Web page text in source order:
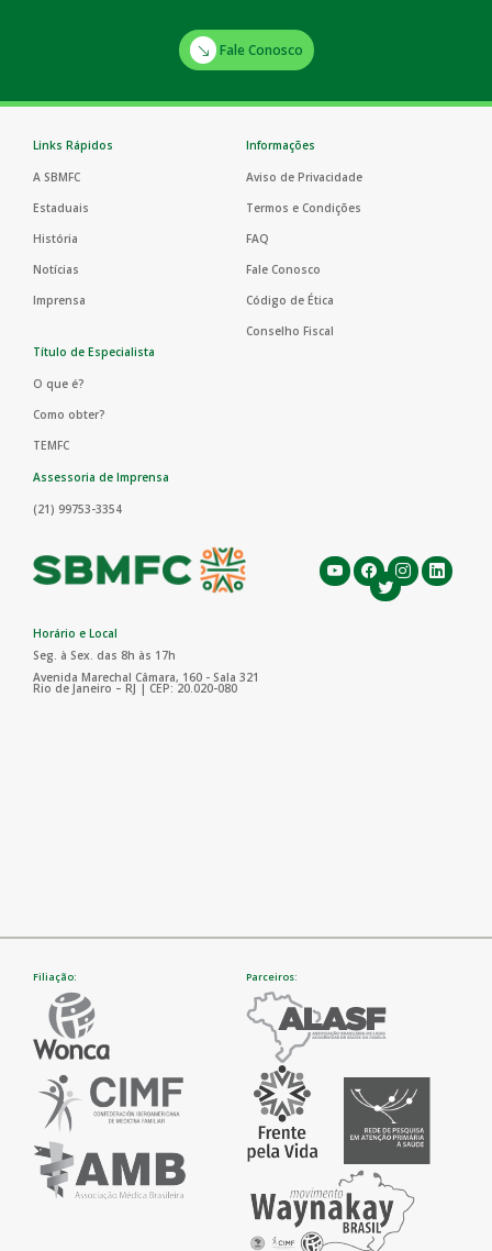
Fale Conosco
Links Rápidos
A SBMFC
Estaduais
História
Notícias
Imprensa
Informações
Aviso de Privacidade
Termos e Condições
FAQ
Fale Conosco
Código de Ética
Conselho Fiscal
Título de Especialista
O que é?
Como obter?
TEMFC
Assessoria de Imprensa
(21) 99753-3354
Horário e Local
Seg. à Sex. das 8h às 17h
Avenida Marechal Câmara, 160 - Sala 321
Rio de Janeiro – RJ | CEP: 20.020-080
Filiação: Parceiros: